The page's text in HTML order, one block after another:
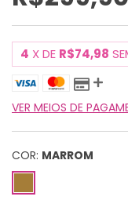
4 X DE R$74,98
VER MEIOS DE
COR: MARROM